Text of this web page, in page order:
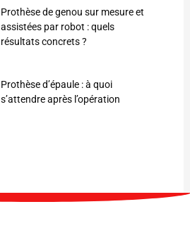
Prothèse de genou sur mesure et
assistées par robot : quels
résultats concrets ?
Prothèse d’épaule : à quoi
s’attendre après l’opération